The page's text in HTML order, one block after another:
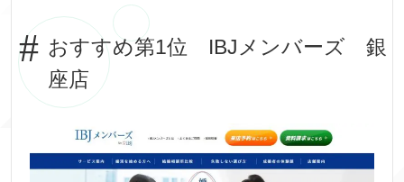
おすすめ第1位 IBJメンバーズ 銀
座店